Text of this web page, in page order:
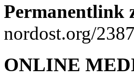
Permanentlink
nordost.org/
ONLINE